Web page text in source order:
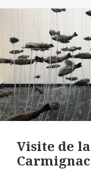
Visite de
Carmignac